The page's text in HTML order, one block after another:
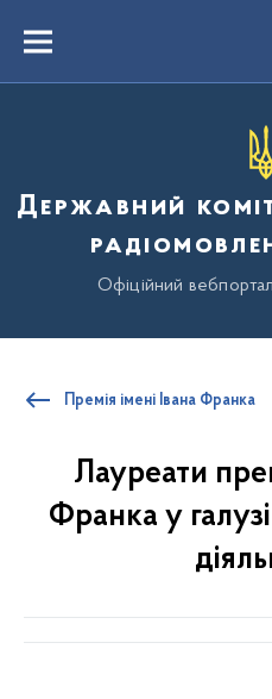
вмістуMenu
Державний
Офіційний
Премія імені Івана Франка
Лауреати
Франка у